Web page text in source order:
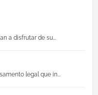
a disfrutar de su...
legal que in...